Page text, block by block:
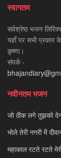
स्वागतम
सर्वश्रेष्ठ भजन
यहाँ पर सभी प्रकार
कृष्णा।
संपर्क -
नवीनतम भजन
जो ठीक लगे तुझको
भोले तेरी नगरी में
महाकाल रटते रटते